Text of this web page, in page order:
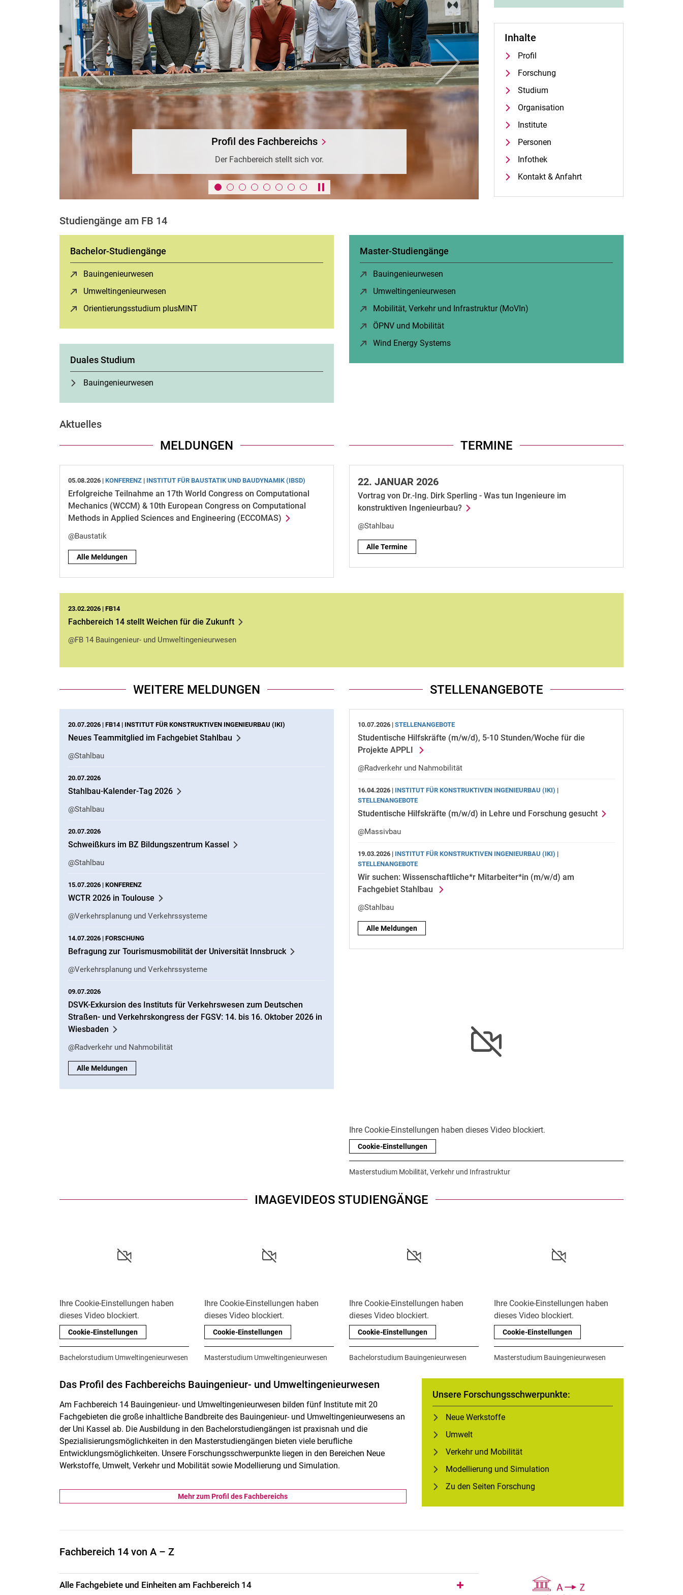
Karussell anhalten / abspielen
Forschung
Neue Werkstoffe | Umwelt | Verkehr und Mobilität | Modellierung und
Simulation
zurück weiter
Inhalte
Profil
Forschung
Studium
Organisation
Institute
Personen
Infothek
Kontakt & Anfahrt
Studiengänge am FB 14
Bachelor-Studiengänge
Bauingenieurwesen
Umweltingenieurwesen
Ori­en­tie­rungs­stu­di­um plusMINT
Duales Studium
Bauingenieurwesen
Master-Studiengänge
Bauingenieurwesen
Umweltingenieurwesen
Mo­bi­li­tät, Ver­kehr und In­fra­struk­tur (MoVIn)
ÖPNV und Mobilität
Wind Energy Systems
Ak­tu­el­les
MELDUNGEN
05.08.2026 | KONFERENZ | INSTITUT FÜR BAUSTATIK UND BAUDYNAMIK (IBSD)
Erfolgreiche Teilnahme an 17th World Congress on Computational
Mechanics (WCCM) & 10th European Congress on Computational
Methods in Applied Sciences and Engineering (ECCOMAS)
@Baustatik
Alle Meldungen
TERMINE
22. JANUAR 2026
Vortrag von Dr.-Ing. Dirk Sperling - Was tun Ingenieure im
konstruktiven Ingenieurbau?
@Stahlbau
Alle Termine
23.02.2026 | FB14
Fachbereich 14 stellt Weichen für die Zukunft
@FB 14 Bauingenieur- und Umweltingenieurwesen
WEITERE MELDUNGEN
20.07.2026 | FB14| INSTITUT FÜR KONSTRUKTIVEN INGENIEURBAU (IKI)
Neues Teammitglied im Fachgebiet Stahlbau
@Stahlbau
20.07.2026
Stahlbau-Kalender-Tag 2026
@Stahlbau
20.07.2026
Schweißkurs im BZ Bildungszentrum Kassel
@Stahlbau
15.07.2026 | KONFERENZ
WCTR 2026 in Toulouse
@Verkehrsplanung und Verkehrssysteme
14.07.2026 | FORSCHUNG
Befragung zur Tourismusmobilität der Universität Innsbruck
@Verkehrsplanung und Verkehrssysteme
09.07.2026
DSVK-Exkursion des Instituts für Verkehrswesen zum Deutschen
Straßen- und Verkehrskongress der FGSV: 14. bis 16. Oktober 2026 in
Wiesbaden
@Radverkehr und Nahmobilität
Alle Meldungen
STELLENANGEBOTE
10.07.2026 | STELLENANGEBOTE
Studentische Hilfskräfte (m/w/d), 5-10 Stunden/Woche für die
Projekte APPLI
@Radverkehr und Nahmobilität
16.04.2026 | INSTITUT FÜR KONSTRUKTIVEN INGENIEURBAU (IKI) |
STELLENANGEBOTE
Studentische Hilfskräfte (m/w/d) in Lehre und Forschung gesucht
@Massivbau
19.03.2026 | INSTITUT FÜR KONSTRUKTIVEN INGENIEURBAU (IKI) |
STELLENANGEBOTE
Wir suchen: Wissenschaftliche*r Mitarbeiter*in (m/w/d) am
Fachgebiet Stahlbau
@Stahlbau
Alle Meldungen
Ihre Cookie-Einstellungen haben dieses Video blockiert.
Cookie-Einstellungen
Masterstudium Mobilität, Verkehr und Infrastruktur
IMAGEVIDEOS STUDIENGÄNGE
Ihre Cookie-Einstellungen haben
dieses Video blockiert.
Cookie-Einstellungen
Bachelorstudium Umweltingenieurwesen
Ihre Cookie-Einstellungen haben
dieses Video blockiert.
Cookie-Einstellungen
Masterstudium Umweltingenieurwesen
Ihre Cookie-Einstellungen haben
dieses Video blockiert.
Cookie-Einstellungen
Bachelorstudium Bauingenieurwesen
Ihre Cookie-Einstellungen haben
dieses Video blockiert.
Cookie-Einstellungen
Masterstudium Bauingenieurwesen
Das Pro­fil des Fach­be­reichs Bau­in­ge­nieur- und Um­welt­in­ge­nieur­we­sen
Am Fachbereich 14 Bauingenieur- und Umweltingenieurwesen bilden fünf Institute mit 20
Fachgebieten die große inhaltliche Bandbreite des Bauingenieur- und Umweltingenieurwesens an
der Uni Kassel ab. Die Ausbildung in den Bachelorstudiengängen ist praxisnah und die
Spezialisierungsmöglichkeiten in den Masterstudiengängen bieten viele berufliche
Entwicklungsmöglichkeiten. Unsere Forschungsschwerpunkte liegen in den Bereichen Neue
Werkstoffe, Umwelt, Verkehr und Mobilität sowie Modellierung und Simulation.
Mehr zum Profil des Fachbereichs
Unsere Forschungsschwerpunkte:
Neue Werkstoffe
Umwelt
Verkehr und Mobilität
Modellierung und Simulation
Zu den Seiten For­­schung
Fachbereich 14 von A – Z
Al­­­le Fachgebiete und Einheiten am Fachbereich 14